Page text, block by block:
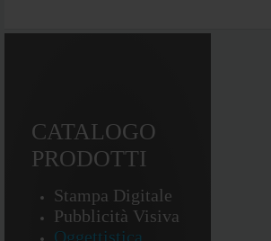
CATALOGO
PRODOTTI
Stampa Digitale
Pubblicità Visiva
Oggettistica